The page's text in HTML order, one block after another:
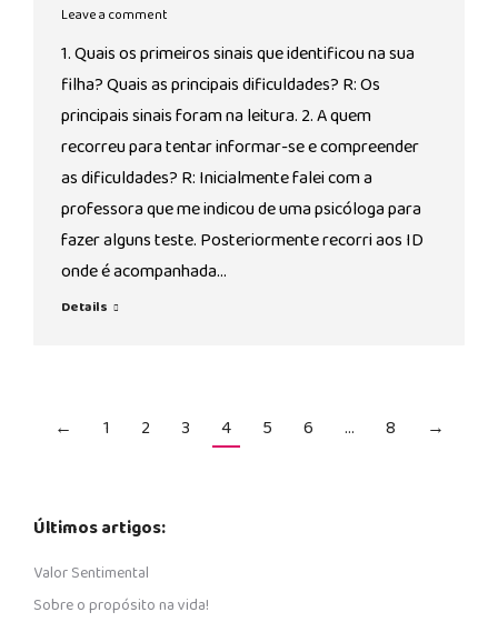
Leave a comment
1. Quais os primeiros sinais que identificou na sua
filha? Quais as principais dificuldades? R: Os
principais sinais foram na leitura. 2. A quem
recorreu para tentar informar-se e compreender
as dificuldades? R: Inicialmente falei com a
professora que me indicou de uma psicóloga para
fazer alguns teste. Posteriormente recorri aos ID
onde é acompanhada…
Details
← 1 2 3 4 5 6 … 8 →
Últimos artigos:
Valor Sentimental
Sobre o propósito na vida!